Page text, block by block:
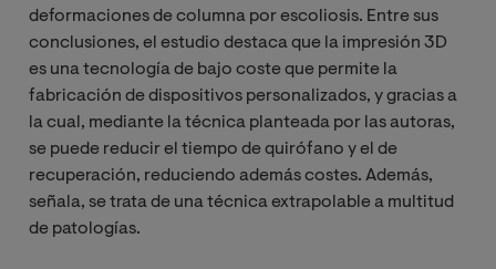
deformaciones de columna por escoliosis. Entre sus
conclusiones, el estudio destaca que la impresión 3D
es una tecnología de bajo coste que permite la
fabricación de dispositivos personalizados, y gracias a
la cual, mediante la técnica planteada por las autoras,
se puede reducir el tiempo de quirófano y el de
recuperación, reduciendo además costes. Además,
señala, se trata de una técnica extrapolable a multitud
de patologías.